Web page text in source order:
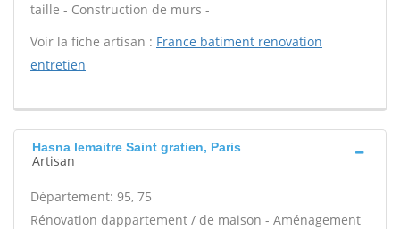
taille - Construction de murs -
Voir la fiche artisan : France batiment renovation
entretien
Hasna lemaitre Saint gratien, Paris
Artisan
Département: 95, 75
Rénovation dappartement / de maison - Aménagement